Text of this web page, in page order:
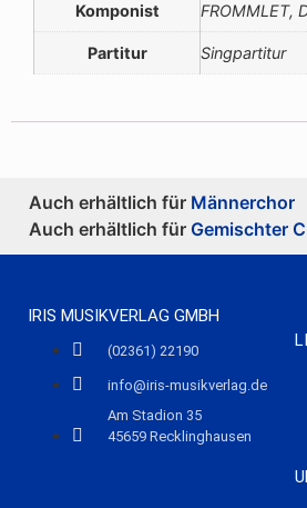
Komponist FROMMLET,
Partitur Singpartitur
Auch erhältlich für Männerchor
Auch erhältlich für Gemischter
IRIS MUSIKVERLAG GMBH
(02361) 22190
info@iris-musikverlag.de
Am Stadion 35
45659 Recklinghausen